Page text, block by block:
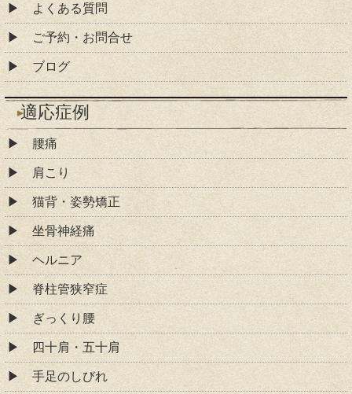
よくある質問
ご予約・お問合せ
ブログ
適応症例
腰痛
肩こり
猫背・姿勢矯正
坐骨神経痛
ヘルニア
脊柱管狭窄症
ぎっくり腰
四十肩・五十肩
手足のしびれ